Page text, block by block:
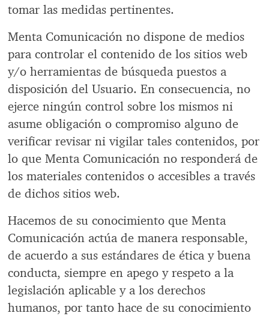
tomar las medidas pertinentes.
Menta Comunicación no dispone de medios
para controlar el contenido de los sitios web
y/o herramientas de búsqueda puestos a
disposición del Usuario. En consecuencia, no
ejerce ningún control sobre los mismos ni
asume obligación o compromiso alguno de
verificar revisar ni vigilar tales contenidos, por
lo que Menta Comunicación no responderá de
los materiales contenidos o accesibles a través
de dichos sitios web.
Hacemos de su conocimiento que Menta
Comunicación actúa de manera responsable,
de acuerdo a sus estándares de ética y buena
conducta, siempre en apego y respeto a la
legislación aplicable y a los derechos
humanos, por tanto hace de su conocimiento